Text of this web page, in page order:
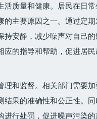
质量和健康。居民在日
主要原因之一。通过定
安静，减少噪声对自己
的指导和帮助，促进居
和监督。相关部门需要
果的准确性和公正性。
行处罚，促进噪声污染的